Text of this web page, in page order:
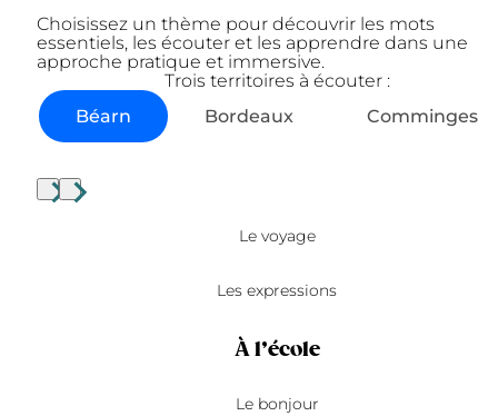
Choisissez un thème pour découvrir les mots
essentiels, les écouter et les apprendre dans une
approche pratique et immersive.
Trois territoires à écouter :
Béarn
Bordeaux Comminges
Le voyage
Les expressions
À l’école
Le bonjour